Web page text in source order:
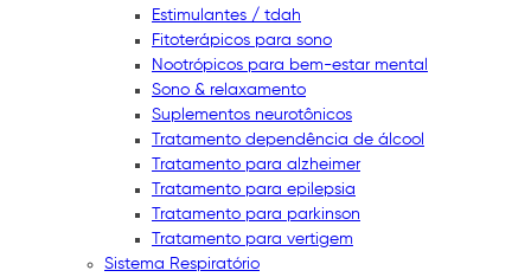
Estimulantes / tdah
Fitoterápicos para sono
Nootrópicos para bem-estar mental
Sono & relaxamento
Suplementos neurotônicos
Tratamento dependência de álcool
Tratamento para alzheimer
Tratamento para epilepsia
Tratamento para parkinson
Tratamento para vertigem
Sistema Respiratório